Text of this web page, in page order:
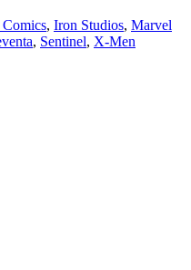
Comics, Iron Studios, Marvel
, Sentinel, X-Men